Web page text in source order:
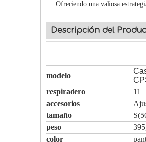
Ofreciendo una valiosa
Descripción del
modelo
respiradero
11
accesorios
tamaño
peso
color